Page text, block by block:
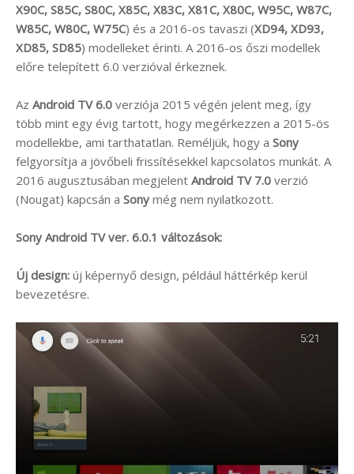
X90C, S85C, S80C, X85C, X83C, X81C, X80C, W95C, W87C,
W85C, W80C, W75C) és a 2016-os tavaszi (XD94, XD93,
XD85, SD85) modelleket érinti. A 2016-os őszi modellek
előre telepített 6.0 verzióval érkeznek.
Az Android TV 6.0 verziója 2015 végén jelent meg, így
több mint egy évig tartott, hogy megérkezzen a 2015-ös
modellekbe, ami tarthatatlan. Reméljük, hogy a Sony
felgyorsítja a jövőbeli frissítésekkel kapcsolatos munkát. A
2016 augusztusában megjelent Android TV 7.0 verzió
(Nougat) kapcsán a Sony még nem nyilatkozott.
Sony Android TV ver. 6.0.1 változások:
Új design: új képernyő design, például háttérkép kerül
bevezetésre.